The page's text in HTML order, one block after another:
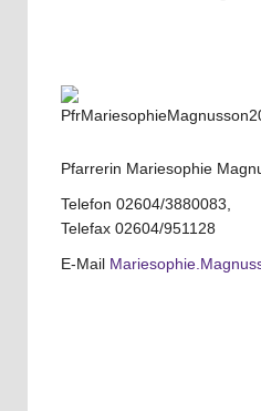
Pfarrerin Mariesophie
Telefon 02604/3880083,
Telefax 02604/951128
E-Mail